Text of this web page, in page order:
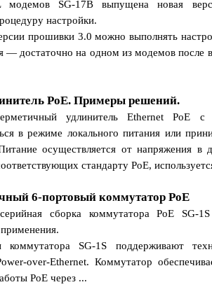
модемов SG-17B выпущена новая
настройки.
прошивки 3.0 можно выполнять
— достаточно на одном из модемов после
PoE. Примеры решений.
удлинитель Ethernet PoE
в режиме локального питания или
осуществляется от напряжения
стандарту PoE,
6-портовый коммутатор PoE
сборка коммутатора PoE SG-
коммутатора SG-1S поддерживают
over-Ethernet. Коммутатор
PoE через ...